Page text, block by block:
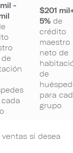
mil -
$201
5% de
crédito
maestro
neto de
de
para
grupo
si desea